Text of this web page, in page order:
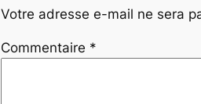
Votre adresse e-mail ne sera
Commentaire *